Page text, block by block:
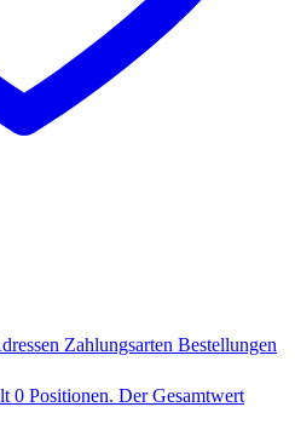
Zahlungsarten Bestellungen
0 Positionen. Der Gesamtwert